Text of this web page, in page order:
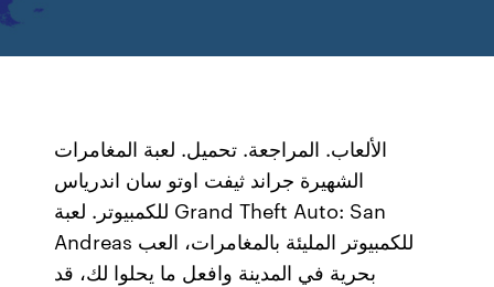
الألعاب. المراجعة. تحميل. لعبة المغامرات
الشهيرة جراند ثيفت اوتو سان اندرياس
للكمبيوتر. لعبة Grand Theft Auto: San
Andreas للكمبيوتر المليئة بالمغامرات، العب
بحرية في المدينة وافعل ما يحلوا لك، قد